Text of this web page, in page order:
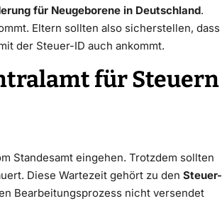
für Neugeborene in Deutschland.
Eltern sollten also sicherstellen, dass
der Steuer-ID auch ankommt.
für Steuern
Standesamt eingehen. Trotzdem sollten
Diese Wartezeit gehört zu den Steuer-
Bearbeitungsprozess nicht versendet